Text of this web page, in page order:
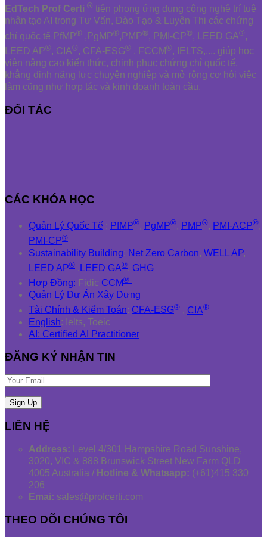
EdTech Prof Certi ® tiên phong ứng dụng công nghệ trí tuệ
nhân tạo AI trong Tư Vấn, Đào Tạo & Luyện Thi các chứng
chỉ quốc tế PfMP® ,PgMP®,PMP®, PMI-CP®, LEED GA®,
LEED AP®, CIA®, CFA-ESG® , FCCM®, IELTS,.... giúp học
viên nâng cao kiến thức, chinh phục chứng chỉ quốc tế,
khẳng định năng lực chuyên nghiệp và mở rộng cơ hội việc
làm cũng như hợp tác và kinh doanh toàn cầu.
ĐỐI TÁC
CÁC KHÓA HỌC
Quản Lý Quốc Tế : PfMP®, PgMP®, PMP®, PMI-ACP®,
PMI-CP®
Sustainability Building: Net Zero Carbon, WELL AP,
LEED AP® , LEED GA®, GHG
Hợp Đồng: Fidic CCM®
Quản Lý Dự Án Xây Dựng
Tài Chính & Kiểm Toán: CFA-ESG® , CIA®
English: Ielts, Toeic
AI: Certified AI Practitioner
ĐĂNG KÝ NHẬN TIN
LIÊN HỆ
Address: Level 4/301 Hampshire Road Sunshine,
3020, VIC & 888 Brunswick Street New Farm QLD
4005 Australia / Hotline & Whatsapp: (+61)415 330
206
Emai: sales@profcerti.com
THEO DÕI CHÚNG TÔI